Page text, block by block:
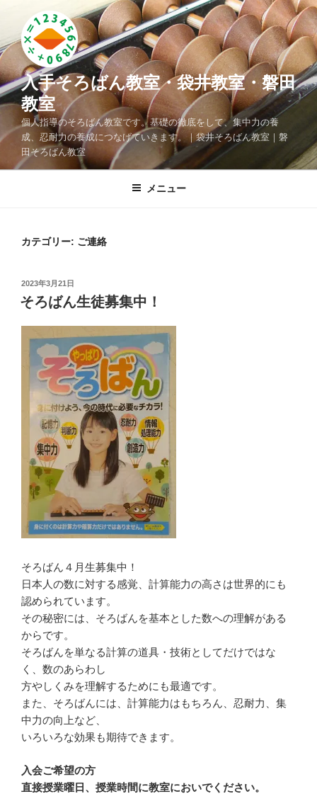
テ
ン
ツ
へ
ス
ッ
入手そろばん教室・袋井教室・磐田
教室
個人指導のそろばん教室です。基礎の徹底をして、集中力の養
成、忍耐力の養成につなげていきます。｜袋井そろばん教室｜磐
田そろばん教室
メニュー
カテゴリー: ご連絡
投
稿
日:
2023年3月21日
そろばん生徒募集中！
そろばん４月生募集中！
日本人の数に対する感覚、計算能力の高さは世界的にも
認められています。
その秘密には、そろばんを基本とした数への理解がある
からです。
そろばんを単なる計算の道具・技術としてだけではな
く、数のあらわし
方やしくみを理解するためにも最適です。
また、そろばんには、計算能力はもちろん、忍耐力、集
中力の向上など、
いろいろな効果も期待できます。
入会ご希望の方
直接授業曜日、授業時間に教室においでください。